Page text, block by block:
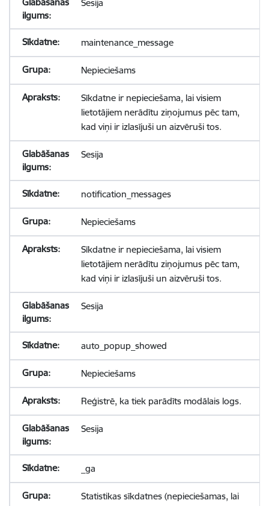
Sesija
maintenance_message
Nepieciešams
Sīkdatne ir nepieciešama, lai visiem
lietotājiem nerādītu ziņojumus pēc tam,
kad viņi ir izlasījuši un aizvēruši tos.
Sesija
notification_messages
Nepieciešams
Sīkdatne ir nepieciešama, lai visiem
lietotājiem nerādītu ziņojumus pēc tam,
kad viņi ir izlasījuši un aizvēruši tos.
Sesija
auto_popup_showed
Nepieciešams
Reģistrē, ka tiek parādīts modālais logs.
Sesija
_ga
Statistikas sīkdatnes (nepieciešamas, lai